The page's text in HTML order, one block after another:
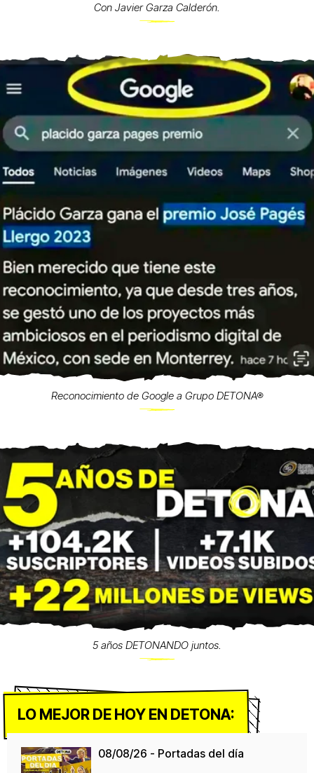
Con Javier Garza Calderón.
Reconocimiento de Google a Grupo DETONA®
5 años DETONANDO juntos.
LO MEJOR DE HOY EN DETONA:
08/08/26 - Portadas del día